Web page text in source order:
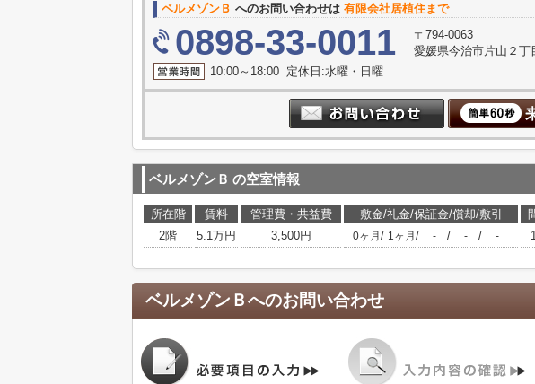
ベルメゾンＢ へのお問い合わせは 有限会社居植住まで
0898-33-0011
〒794-0063
愛媛県今治市片山２
10:00～18:00 定休日:水曜・日曜
ベルメゾンＢ の空室情報
所在階 賃料 管理費・共益費 敷金/礼金/保証金/償却/敷引
2階
5.1万円 3,500円 0ヶ月 / 1ヶ月 / - / - / -
ベルメゾンＢへのお問い合わせ